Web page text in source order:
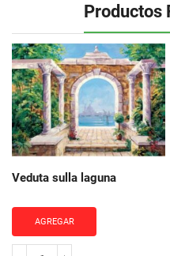
Productos
Veduta sulla laguna
AGREGAR